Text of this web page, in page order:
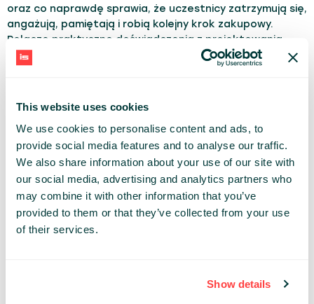
This website uses cookies
We use cookies to personalise content and ads, to
provide social media features and to analyse our traffic.
We also share information about your use of our site with
our social media, advertising and analytics partners who
may combine it with other information that you’ve
provided to them or that they’ve collected from your use
of their services.
Show details
oraz co naprawdę sprawia, że uczestnicy zatrzymują się,
angażują, pamiętają i robią kolejny krok zakupowy.
Połączę praktyczne doświadczenia z projektowania
przestrzeni eventowych z psychologią decyzji,
technologią i wykorzystaniem AI przed, w trakcie i po
tylko próg tego, co uczestnik uznaje za warte swojej
uwagi.
LEVEL: Basic Advanced Expert
TRACK: Marketing Strategy Modern Sales